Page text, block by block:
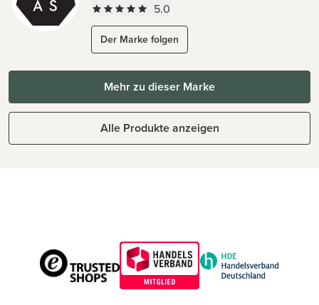
5.0
Der Marke folgen
Mehr zu dieser Marke
Alle Produkte anzeigen